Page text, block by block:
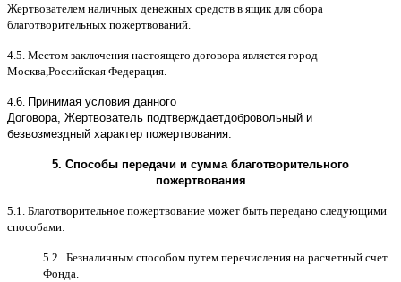
Жертвователем наличных денежных средств в ящик для сбора
благотворительных пожертвований
4.5. Местом заключения настоящего договора является город
Москва Российская Федерация
4. 6 Принимая условия данного
Договора, Жертвователь подтверждаетдобровольный и
безвозмездный характер пожертвования
5. Способы передачи и сумма благотворительного
пожертвования
5.1. Благотворительное пожертвование может быть передано следующими
способами:
5.2. Безналичным способом путем перечисления на расчетный счет
Фонда